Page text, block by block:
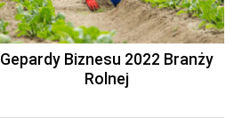
Gepardy Biznesu 2022 Branży
Rolnej